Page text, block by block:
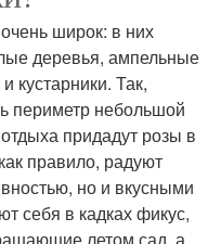
широк: в них
деревья, ампельные
кустарники. Так,
периметр небольшой
придадут розы в
правило, радуют
но и вкусными
себя в кадках фикус,
летом сад, а